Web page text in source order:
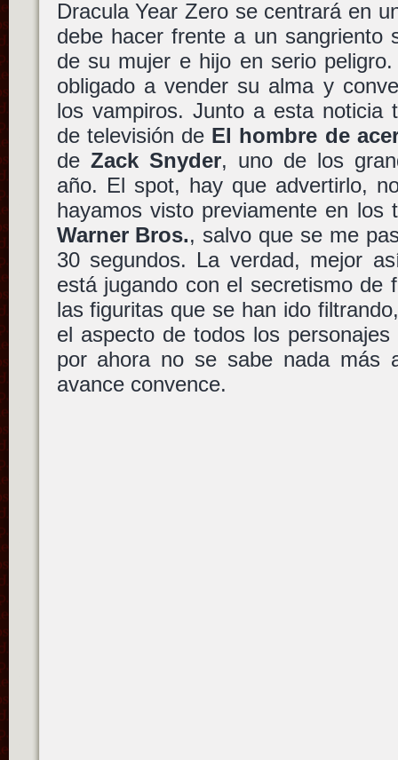
Dracula Year Zero se centrará en
debe hacer frente a un sangriento
de su mujer e hijo en serio
obligado a vender su alma y
los vampiros. Junto a esta noticia
de televisión de El hombre de
de Zack Snyder, uno de los
año. El spot, hay que advertirlo,
hayamos visto previamente en los
Warner Bros., salvo que se me
30 segundos. La verdad, mejor
está jugando con el secretismo
las figuritas que se han ido
el aspecto de todos los
por ahora no se sabe nada más
avance convence.